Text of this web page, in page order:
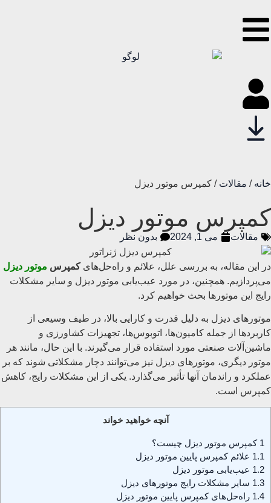
خانه / مقالات / کمپرس موتور دیزل
کمپرس موتور دیزل
مقالات می 1, 2024 بدون نظر
در این مقاله، به بررسی علل، علائم و راه‌حل‌هایکمپرس موتور دیزل
می‌پردازیم. همچنین، در مورد عیب‌یابی موتور دیزل و سایر مشکلات
رایج این موتورها بحث خواهیم کرد.
موتورهای دیزل به دلیل قدرت و کارایی بالا، در طیف وسیعی از
کاربردها از جمله کامیون‌ها، اتوبوس‌ها، تجهیزات کشاورزی و
ماشین‌آلات صنعتی مورد استفاده قرار می‌گیرند. با این حال، مانند هر
موتور دیگری، موتورهای دیزل نیز می‌توانند دچار مشکلاتی شوند که بر
عملکرد و راندمان آنها تأثیر می‌گذارد. یکی از این مشکلات رایج، کاهش
کمپرس است.
آنچه خواهید خواند
1 کمپرس موتور دیزل چیست؟
1.1 علائم کمپرس پایین موتور دیزل
1.2 عیب‌یابی موتور دیزل
1.3 سایر مشکلات رایج موتورهای دیزل
1.4 راه‌حل‌های کمپرس پایین موتور دیزل